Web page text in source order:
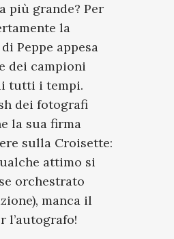
più grande? Per
la
Peppe appesa
dei campioni
tutti i tempi.
dei fotografi
la sua firma
sulla Croisette:
attimo si
orchestrato
manca il
l’autografo!